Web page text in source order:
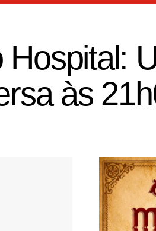
Hospital:
às